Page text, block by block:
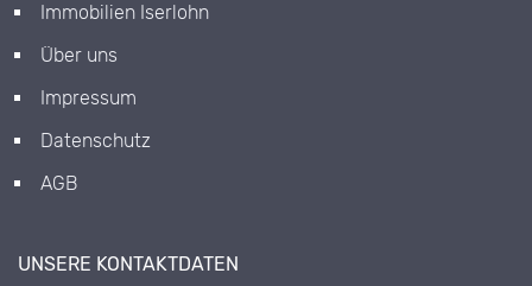
Immobilien Iserlohn
Über uns
Impressum
Datenschutz
AGB
UNSERE KONTAKTDATEN